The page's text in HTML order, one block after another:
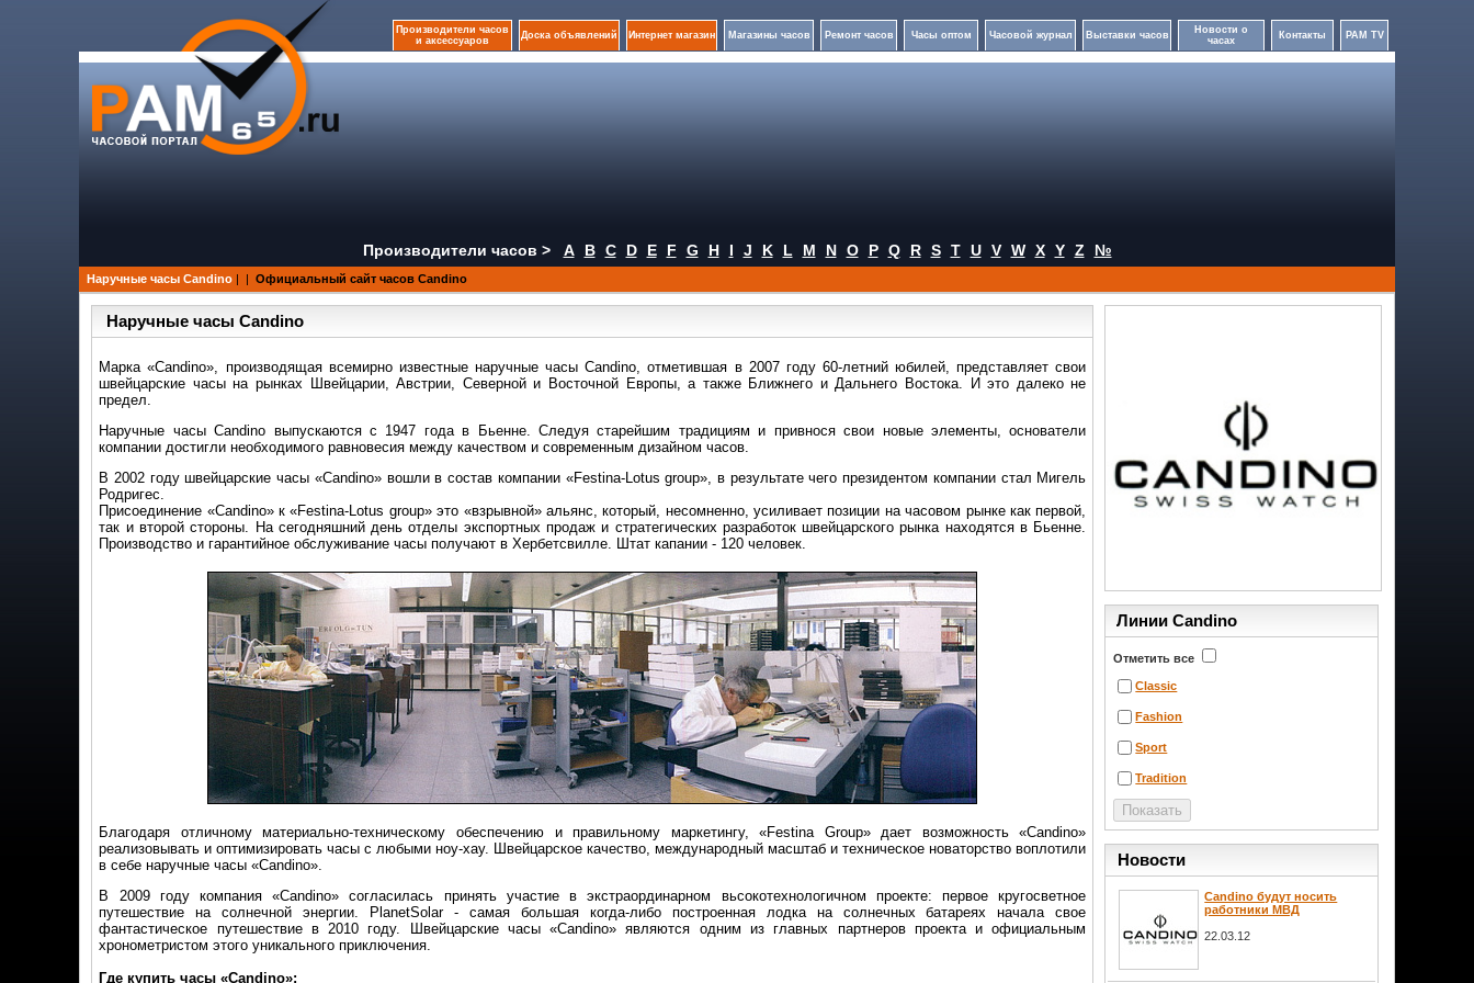
Производители часов
и аксессуаров
Доска объявлений Интернет магазин Магазины часов Ремонт часов Часы оптом Часовой журнал Выставки часов
Новости о
часах
Контакты PAM TV
Производители часов > A B C D E F G H I J K L M N O P Q R S T U V W X Y Z №
Наручные часы Candino | | Официальный сайт часов Candino
Наручные часы Candino
Марка «Candino», производящая всемирно известные наручные часы Candino, отметившая в 2007 году 60-летний юбилей, представляет свои
швейцарские часы на рынках Швейцарии, Австрии, Северной и Восточной Европы, а также Ближнего и Дальнего Востока. И это далеко не
предел.
Наручные часы Candino выпускаются с 1947 года в Бьенне. Следуя старейшим традициям и привнося свои новые элементы, основатели
компании достигли необходимого равновесия между качеством и современным дизайном часов.
В 2002 году швейцарские часы «Candino» вошли в состав компании «Festina-Lotus group», в результате чего президентом компании стал Мигель
Родригес.
Присоединение «Candino» к «Festina-Lotus group» это «взрывной» альянс, который, несомненно, усиливает позиции на часовом рынке как первой,
так и второй стороны. На сегодняшний день отделы экспортных продаж и стратегических разработок швейцарского рынка находятся в Бьенне.
Производство и гарантийное обслуживание часы получают в Хербетсвилле. Штат капании - 120 человек.
Благодаря отличному материально-техническому обеспечению и правильному маркетингу, «Festina Group» дает возможность «Candino»
реализовывать и оптимизировать часы с любыми ноу-хау. Швейцарское качество, международный масштаб и техническое новаторство воплотили
в себе наручные часы «Candino».
В 2009 году компания «Candino» согласилась принять участие в экстраординарном вьсокотехнологичном проекте: первое кругосветное
путешествие на солнечной энергии. PlanetSolar - самая большая когда-либо построенная лодка на солнечных батареях начала свое
фантастическое путешествие в 2010 году. Швейцарские часы «Candino» являются одним из главных партнеров проекта и официальным
хронометристом этого уникального приключения.
Где купить часы «Candino»:
Линии Candino
Отметить все
Classic
Fashion
Sport
Tradition
Новости
Candino будут носить
работники МВД
22.03.12